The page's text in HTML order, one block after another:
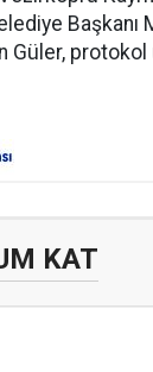
Başkanı
Güler,
KAT